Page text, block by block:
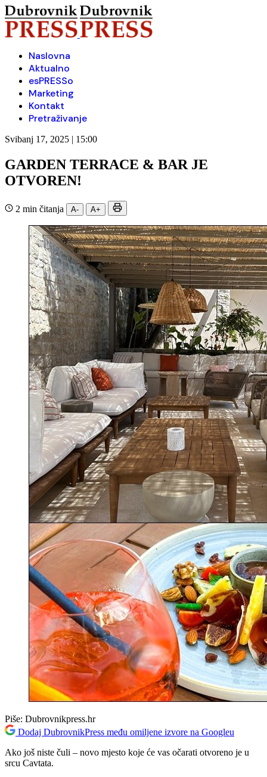
Naslovna
Aktualno
esPRESSo
Marketing
Kontakt
Pretraživanje
Svibanj 17, 2025 | 15:00
GARDEN TERRACE & BAR JE
OTVOREN!
2 min čitanja A- A+
Piše: Dubrovnikpress.hr
Dodaj DubrovnikPress među omiljene izvore na Googleu
Ako još niste čuli – novo mjesto koje će vas očarati otvoreno je u
srcu Cavtata.